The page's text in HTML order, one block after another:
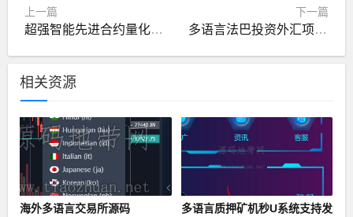
上一篇
超强智能先进合约量化交易源码
下一篇
多语言法巴投资外汇项目央行数字货币EOS柚子
相关资源
海外多语言交易所源码
多语言质押矿机秒U系统支持发